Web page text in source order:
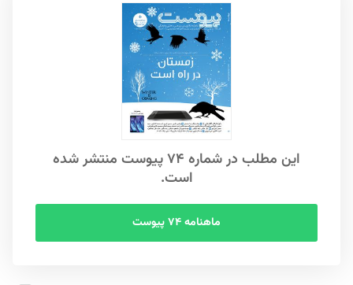
این مطلب در شماره ۷۴ پیوست منتشر شده
است.
ماهنامه ۷۴ پیوست